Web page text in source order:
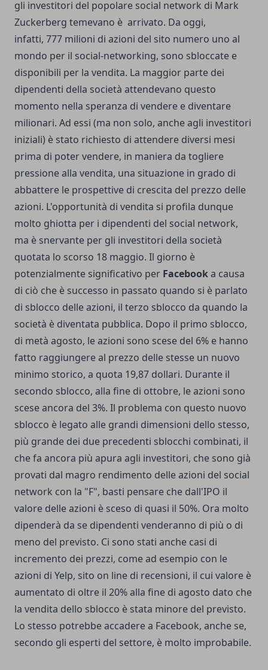
gli investitori del popolare social network di Mark
Zuckerberg temevano è arrivato. Da oggi,
infatti, 777 milioni di azioni del sito numero uno al
mondo per il social-networking, sono sbloccate e
disponibili per la vendita. La maggior parte dei
dipendenti della società attendevano questo
momento nella speranza di vendere e diventare
milionari. Ad essi (ma non solo, anche agli investitori
iniziali) è stato richiesto di attendere diversi mesi
prima di poter vendere, in maniera da togliere
pressione alla vendita, una situazione in grado di
abbattere le prospettive di crescita del prezzo delle
azioni. L'opportunità di vendita si profila dunque
molto ghiotta per i dipendenti del social network,
ma è snervante per gli investitori della società
quotata lo scorso 18 maggio. Il giorno è
potenzialmente significativo per Facebooka causa
di ciò che è successo in passato quando si è parlato
di sblocco delle azioni, il terzo sblocco da quando la
società è diventata pubblica. Dopo il primo sblocco,
di metà agosto, le azioni sono scese del 6% e hanno
fatto raggiungere al prezzo delle stesse un nuovo
minimo storico, a quota 19,87 dollari. Durante il
secondo sblocco, alla fine di ottobre, le azioni sono
scese ancora del 3%. Il problema con questo nuovo
sblocco è legato alle grandi dimensioni dello stesso,
più grande dei due precedenti sblocchi combinati, il
che fa ancora più apura agli investitori, che sono già
provati dal magro rendimento delle azioni del social
network con la "F", basti pensare che dall'IPO il
valore delle azioni è sceso di quasi il 50%. Ora molto
dipenderà da se dipendenti venderanno di più o di
meno del previsto. Ci sono stati anche casi di
incremento dei prezzi, come ad esempio con le
azioni di Yelp, sito on line di recensioni, il cui valore è
aumentato di oltre il 20% alla fine di agosto dato che
la vendita dello sblocco è stata minore del previsto.
Lo stesso potrebbe accadere a Facebook, anche se,
secondo gli esperti del settore, è molto improbabile.